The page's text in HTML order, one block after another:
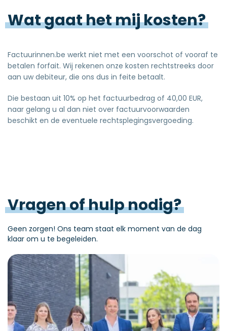
FAQ
Watgaathetmijkosten?
Factuurinnen.be werkt niet met een voorschot of vooraf te
betalen forfait. Wij rekenen onze kosten rechtstreeks door
aan uw debiteur, die ons dus in feite betaalt.
Die bestaan uit 10% op het factuurbedrag of 40,00 EUR,
naar gelang u al dan niet over factuurvoorwaarden
beschikt en de eventuele rechtsplegingsvergoeding.
Vragenofhulpnodig?
Geen zorgen! Ons team staat elk moment van de dag
klaar om u te begeleiden.